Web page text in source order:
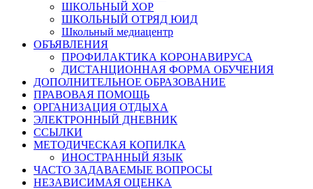
ШКОЛЬНЫЙ ХОР
ШКОЛЬНЫЙ ОТРЯД ЮИД
Школьный медиацентр
ОБЪЯВЛЕНИЯ
ПРОФИЛАКТИКА КОРОНАВИРУСА
ДИСТАНЦИОННАЯ ФОРМА ОБУЧЕНИЯ
ДОПОЛНИТЕЛЬНОЕ ОБРАЗОВАНИЕ
ПРАВОВАЯ ПОМОЩЬ
ОРГАНИЗАЦИЯ ОТДЫХА
ЭЛЕКТРОННЫЙ ДНЕВНИК
ССЫЛКИ
МЕТОДИЧЕСКАЯ КОПИЛКА
ИНОСТРАННЫЙ ЯЗЫК
ЧАСТО ЗАДАВАЕМЫЕ ВОПРОСЫ
НЕЗАВИСИМАЯ ОЦЕНКА